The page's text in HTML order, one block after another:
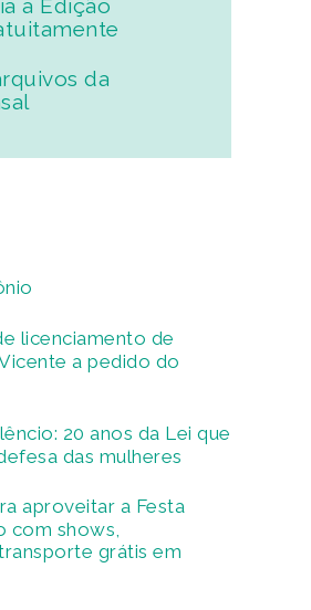
a Edição
da
licenciamento de
a pedido do
20 anos da Lei que
das mulheres
aproveitar a Festa
com shows,
grátis em